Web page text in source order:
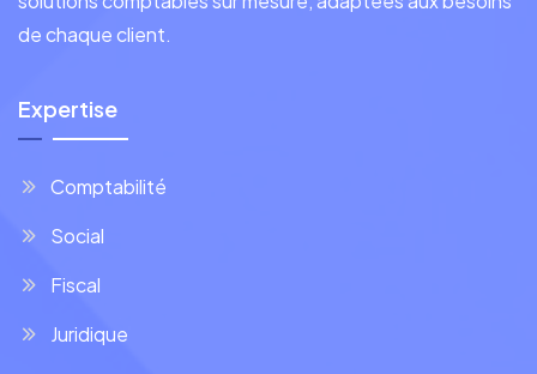
de chaque client.
Expertise
Comptabilité
Social
Fiscal
Juridique